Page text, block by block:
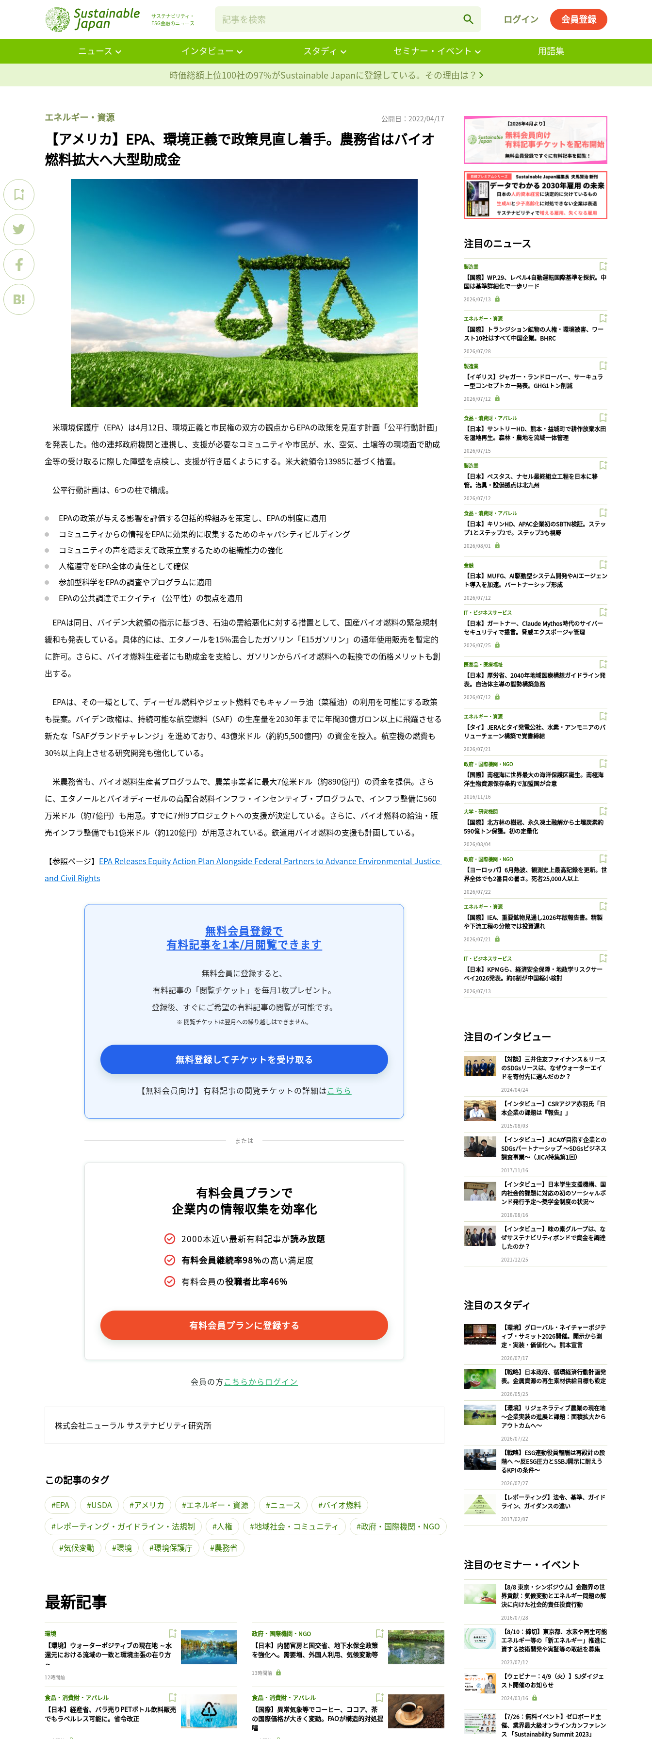
サステナビリティ・
ESG金融のニュース
ログイン 会員登録
ニュース インタビュー スタディ セミナー・イベント
用語集
時価総額上位100社の97%がSustainable Japanに登録している。その理由は？
エネルギー・資源 公開日：2022/04/17
【アメリカ】EPA、環境正義で政策見直し着手。農務省はバイオ
燃料拡大へ大型助成金
米環境保護庁（EPA）は4月12日、環境正義と市民権の双方の観点からEPAの政策を見直す計画「公平行動計画」
を発表した。他の連邦政府機関と連携し、支援が必要なコミュニティや市民が、水、空気、土壌等の環境面で助成
金等の受け取るに際した障壁を点検し、支援が行き届くようにする。米大統領令13985に基づく措置。
公平行動計画は、 6つの柱で構成。
EPAの政策が与える影響を評価する包括的枠組みを策定し、EPAの制度に適用
コミュニティからの情報をEPAに効果的に収集するためのキャパシティビルディング
コミュニティの声を踏まえて政策立案するための組織能力の強化
人権遵守をEPA全体の責任として確保
参加型科学をEPAの調査やプログラムに適用
EPAの公共調達でエクイティ（公平性）の観点を適用
EPAは同日、バイデン大統領の指示に基づき、石油の需給悪化に対する措置として、国産バイオ燃料の緊急規制
緩和も発表している。具体的には、エタノールを15%混合したガソリン「E15ガソリン」の通年使用販売を暫定的
に許可。さらに、バイオ燃料生産者にも助成金を支給し、ガソリンからバイオ燃料への転換での価格メリットも創
出する。
EPAは、その一環として、ディーゼル燃料やジェット燃料でもキャノーラ油（菜種油）の利用を可能にする政策
も提案。バイデン政権は、持続可能な航空燃料（SAF）の生産量を2030年までに年間30億ガロン以上に飛躍させる
新たな「SAFグランドチャレンジ」を進めており、43億米ドル（約約5,500億円）の資金を投入。航空機の燃費も
30%以上向上させる研究開発も強化している。
米農務省も、バイオ燃料生産者プログラムで、農業事業者に最大7億米ドル（約890億円）の資金を提供。さら
に、エタノールとバイオディーゼルの高配合燃料インフラ・インセンティブ・プログラムで、インフラ整備に560
万米ドル（約7億円）も用意。すでに7州9プロジェクトへの支援が決定している。さらに、バイオ燃料の給油・販
売インフラ整備でも1億米ドル（約120億円）が用意されている。鉄道用バイオ燃料の支援も計画している。
【参照ページ】 EPA Releases Equity Action Plan Alongside Federal Partners to Advance Environmental Justice
and Civil Rights
無料会員登録で
有料記事を1本/月閲覧できます
無料会員に登録すると、
有料記事の「閲覧チケット」を毎月1枚プレゼント。
登録後、すぐにご希望の有料記事の閲覧が可能です。
※ 閲覧チケットは翌月への繰り越しはできません。
無料登録してチケットを受け取る
【無料会員向け】有料記事の閲覧チケットの詳細はこちら
または
有料会員プランで
企業内の情報収集を効率化
2000本近い最新有料記事が読み放題
有料会員継続率98%の高い満足度
有料会員の役職者比率46%
有料会員プランに登録する
会員の方こちらからログイン
株式会社ニューラル サステナビリティ研究所
この記事のタグ
EPA USDA アメリカ エネルギー・資源 ニュース
バイオ燃料
レポーティング・ガイドライン・法規制
人権 地域社会・コミュニティ
政府・国際機関・NGO
気候変動
環境 環境保護庁 農務省
最新記事
環境
【環境】ウォーターポジティブの現在地 ～水
還元における流域の一致と環境主張の在り方
～
12時間前
政府・国際機関・NGO
【日本】内閣官房と国交省、地下水保全政策
を強化へ。需要増、外国人利用、気候変動等
13時間前
食品・消費財・アパレル
【日本】経産省、バラ売りPETボトル飲料販売
でもラベルレス可能に。省令改正
食品・消費財・アパレル
【国際】異常気象等でコーヒー、ココア、茶
の国際価格が大きく変動。FAOが構造的対処提
唱
注目のニュース
製造業
【国際】WP.29、レベル4自動運転国際基準を採択。中
国は基準詳細化で一歩リード
2026/07/13
エネルギー・資源
【国際】トランジション鉱物の人権・環境被害、ワー
スト10社はすべて中国企業。BHRC
2026/07/28
製造業
【イギリス】ジャガー・ランドローバー、サーキュラ
ー型コンセプトカー発表。GHG1トン削減
2026/07/12
食品・消費財・アパレル
【日本】サントリーHD、熊本・益城町で耕作放棄水田
を湿地再生。森林・農地を流域一体管理
2026/07/15
製造業
【日本】ベスタス、ナセル最終組立工程を日本に移
管。治具・設備拠点は北九州
2026/07/12
食品・消費財・アパレル
【日本】キリンHD、APAC企業初のSBTN検証。ステッ
プ1とステップ2で。ステップ3も視野
2026/08/01
金融
【日本】MUFG、AI駆動型システム開発やAIエージェン
ト導入を加速。パートナーシップ形成
2026/07/12
IT・ビジネスサービス
【日本】ガートナー、Claude Mythos時代のサイバー
セキュリティで提言。脅威エクスポージャ管理
2026/07/25
医薬品・医療福祉
【日本】厚労省、2040年地域医療構想ガイドライン発
表。自治体主導の態勢構築急務
2026/07/12
エネルギー・資源
【タイ】JERAとタイ発電公社、水素・アンモニアのバ
リューチェーン構築で覚書締結
2026/07/21
政府・国際機関・NGO
【国際】南極海に世界最大の海洋保護区誕生。南極海
洋生物資源保存条約で加盟国が合意
2016/11/16
大学・研究機関
【国際】北方林の樹冠、永久凍土融解から土壌炭素約
590億トン保護。初の定量化
2026/08/04
政府・国際機関・NGO
【ヨーロッパ】6月熱波、観測史上最高記録を更新。世
界全体でも2番目の暑さ。死者25,000人以上
2026/07/22
エネルギー・資源
【国際】IEA、重要鉱物見通し2026年版報告書。精製
や下流工程の分散では投資遅れ
2026/07/21
IT・ビジネスサービス
【日本】KPMGら、経済安全保障・地政学リスクサー
ベイ2026発表。約6割が中国縮小検討
2026/07/13
注目のインタビュー
【対談】三井住友ファイナンス＆リース
のSDGsリースは、なぜウォーターエイ
ドを寄付先に選んだのか？
2024/04/24
【インタビュー】CSRアジア赤羽氏「日
本企業の課題は『報告』」
2015/08/03
【インタビュー】JICAが目指す企業との
SDGsパートナーシップ 〜SDGsビジネス
調査事業〜（JICA特集第1回）
2017/11/16
【インタビュー】日本学生支援機構、国
内社会的課題に対応の初のソーシャルボ
ンド発行予定〜奨学金制度の状況〜
2018/08/16
【インタビュー】味の素グループは、な
ぜサステナビリティボンドで資金を調達
したのか？
2021/12/25
注目のスタディ
【環境】グローバル・ネイチャーポジテ
ィブ・サミット2026開催。開示から測
定・実装・価値化へ。熊本宣言
2026/07/17
【戦略】日本政府、循環経済行動計画発
表。金属資源の再生素材供給目標も設定
2026/05/25
【環境】リジェネラティブ農業の現在地
〜企業実装の進展と課題：面積拡大から
アウトカムへ〜
2026/07/22
【戦略】ESG連動役員報酬は再設計の段
階へ 〜反ESG圧力とSSBJ開示に耐えう
るKPIの条件〜
2026/07/27
【レポーティング】法令、基準、ガイド
ライン、ガイダンスの違い
2017/02/07
注目のセミナー・イベント
【8/8 東京・シンポジウム】金融界の世
界貢献：気候変動とエネルギー問題の解
決に向けた社会的責任投資行動
2016/07/28
【8/10：締切】東京都、水素や再生可能
エネルギー等の「新エネルギー」推進に
資する技術開発や実証等の取組を募集
2023/07/12
【ウェビナー：4/9（火）】SJダイジェ
スト開催のお知らせ
2024/03/16
【7/26：無料イベント】ゼロボード主
催、業界最大級オンラインカンファレン
ス 「Sustainability Summit 2023」
記事をお気に入りに保存するには
ログイン 会員登録